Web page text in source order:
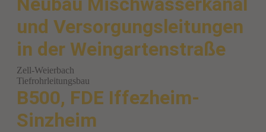
und Versorgungsleitungen
in der Weingartenstraße
Zell-Weierbach
Tiefrohrleitungsbau
B500, FDE Iffezheim-
Sinzheim